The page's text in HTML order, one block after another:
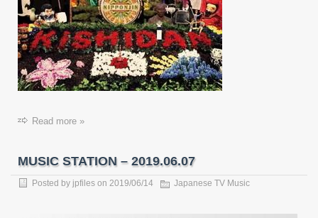
Read more »
MUSIC STATION – 2019.06.07
Posted by jpfiles on 2019/06/14 Japanese TV Music